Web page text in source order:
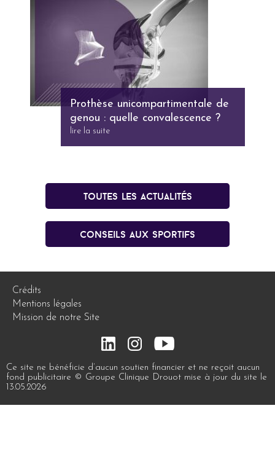
Prothèse unicompartimentale de
genou : quelle convalescence ?
lire la suite
Toutes les actualités
conseils aux sportifs
Crédits
Mentions légales
Mission de notre Site
Ce site ne bénéficie d’aucun soutien financier et ne reçoit aucun
fond publicitaire © Groupe Clinique Drouot mise à jour du site le
13.05.2026